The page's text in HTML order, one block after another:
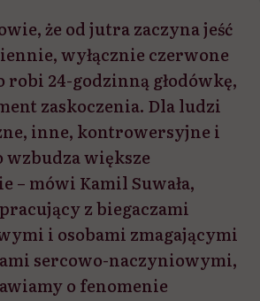
że od jutra zaczyna jeść
wyłącznie czerwone
robi 24-godzinną głodówkę,
zaskoczenia. Dla ludzi
inne, kontrowersyjne i
wzbudza większe
– mówi Kamil Suwała,
z biegaczami
i osobami zmagającymi
sercowo-naczyniowymi,
o fenomenie